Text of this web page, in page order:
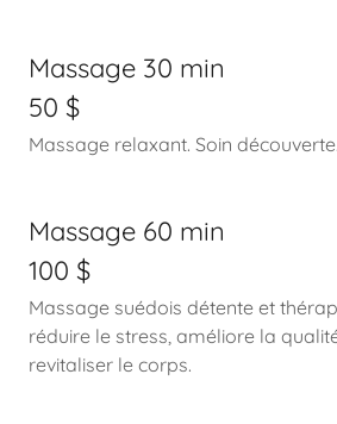
Massage 30 min
50 $
Massage relaxant. Soin découverte.
Massage 60 min
100 $
Massage suédois détente et
réduire le stress, améliore la
revitaliser le corps.